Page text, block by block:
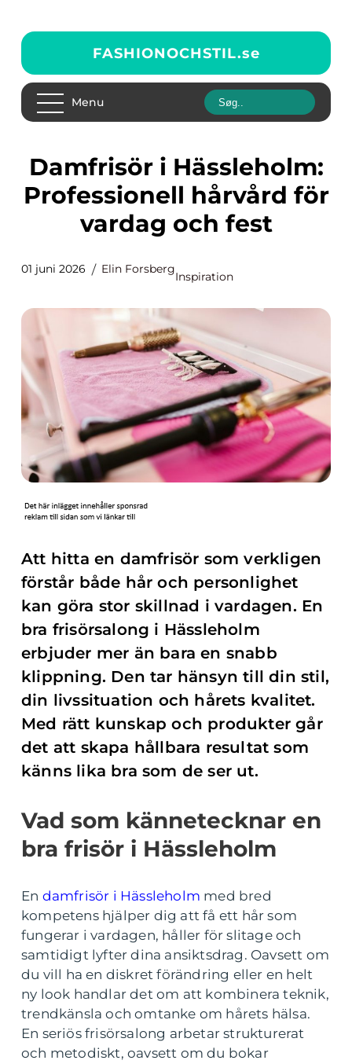
FASHIONOCHSTIL.se
Menu
Damfrisör i Hässleholm:
Professionell hårvård för
vardag och fest
01 juni 2026 Elin Forsberg
Inspiration
Att hitta en damfrisör som verkligen
förstår både hår och personlighet
kan göra stor skillnad i vardagen. En
bra frisörsalong i Hässleholm
erbjuder mer än bara en snabb
klippning. Den tar hänsyn till din stil,
din livssituation och hårets kvalitet.
Med rätt kunskap och produkter går
det att skapa hållbara resultat som
känns lika bra som de ser ut.
Vad som kännetecknar en
bra frisör i Hässleholm
En damfrisör i Hässleholm med bred
kompetens hjälper dig att få ett hår som
fungerar i vardagen, håller för slitage och
samtidigt lyfter dina ansiktsdrag. Oavsett om
du vill ha en diskret förändring eller en helt
ny look handlar det om att kombinera teknik,
trendkänsla och omtanke om hårets hälsa.
En seriös frisörsalong arbetar strukturerat
och metodiskt, oavsett om du bokar